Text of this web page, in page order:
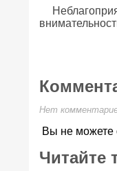
Нет
Вы не можете
Читайте